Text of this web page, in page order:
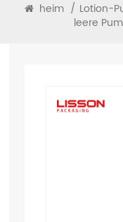
heim / Lotion-
leere